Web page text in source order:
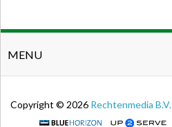
MENU
Copyright © 2026 Rechtenmedia B.V.